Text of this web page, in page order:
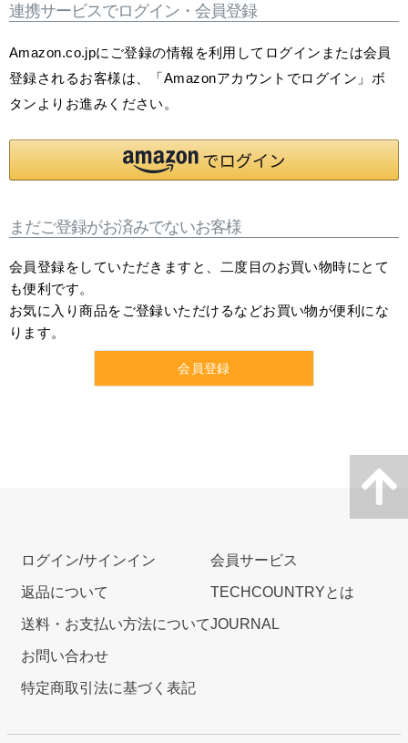
連携サービスでログイン・会員登録
Amazon.co.jpにご登録の情報を利用してログインまたは会員
登録されるお客様は、「Amazonアカウントでログイン」ボ
タンよりお進みください。
まだご登録がお済みでないお客様
会員登録をしていただきますと、二度目のお買い物時にとて
も便利です。
お気に入り商品をご登録いただけるなどお買い物が便利にな
ります。
会員登録
ログイン/サインイン
返品について
送料・お支払い方法について
お問い合わせ
特定商取引法に基づく表記
会員サービス
TECHCOUNTRYとは
JOURNAL